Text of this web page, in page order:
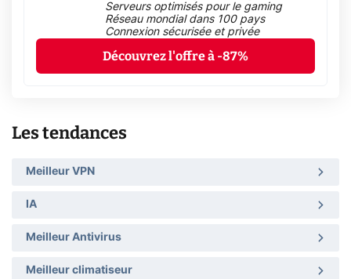
Serveurs optimisés pour le gaming
Réseau mondial dans 100 pays
Connexion sécurisée et privée
Découvrez l'offre à -87%
Les tendances
Meilleur VPN
IA
Meilleur Antivirus
Meilleur climatiseur